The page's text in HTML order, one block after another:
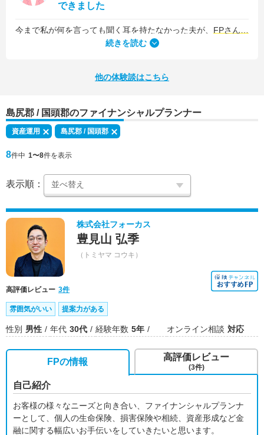
できました
今まで私が何を言っても聞く耳を持たなかった夫が、 FPさんの提案はプロの意見として素直に聞き入れてくれました
続きを読む
他の体験談はこちら
島尻郡 / 国頭郡のファイナンシャルプランナー
資産運用 島尻郡 / 国頭郡
8件中 1〜8件を表示
表示順：
株式会社フォーカス
豊見山 弘季
（トミヤマ コウキ）
高評価レビュー 3件
雰囲気がいい 提案力がある
性別 男性 年代 30代 経験年数 5年 オンライン相談 対応
FPの情報
自己紹介
お客様の様々なニーズと向き合い、ファイナンシャルプランナ
ーとして、個人の生命保険、損害保険や相続、資産形成など金
融に関する幅広いお手伝いをしていきたいと思います。
高評価レビュー
(3件)